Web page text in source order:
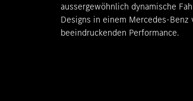
aussergewöhnlich dynamische
Designs in einem Mercedes-
beeindruckenden Performance.